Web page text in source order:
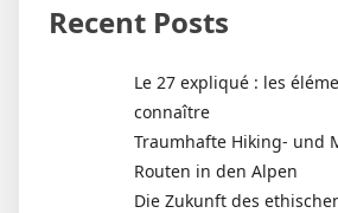
Recent Posts
Le 27 expliqué : les
connaître
Traumhafte Hiking- und
Routen in den Alpen
Die Zukunft des